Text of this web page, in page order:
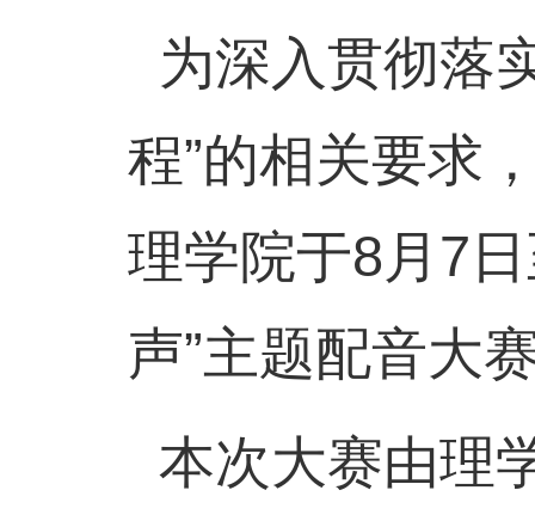
为深入贯彻落
程”的相关要求
理学院于8月7
声”主题配音大
本次大赛由理